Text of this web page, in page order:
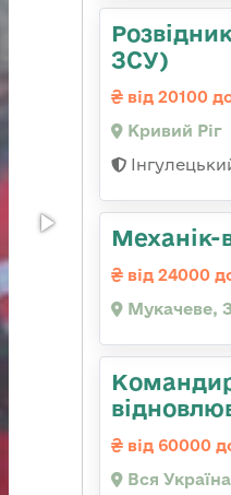
ЗСУ)
від 20100
Кривий Ріг
Механік-
від 24000
Мукачеве,
від 60000
Вся Україна